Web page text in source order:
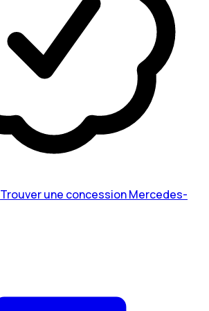
Trouver une concession Mercedes-